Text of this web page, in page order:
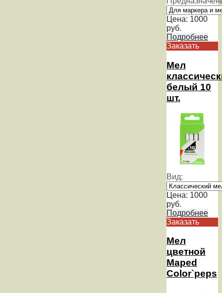
Цена: 1000
руб.
Подробнее
Заказать
Мел
белый 10
шт.
Вид:
Цена: 1000
руб.
Подробнее
Заказать
Мел
цветной
Maped
Color`peps